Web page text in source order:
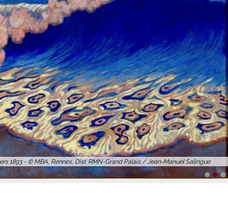
- © Musée d'Orsay, Dist. RMN-Grand Palais / Patrice Schmidt